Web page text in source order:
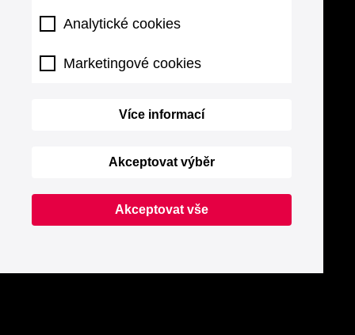
Analytické cookies
Marketingové cookies
Více informací
Akceptovat výběr
Akceptovat vše